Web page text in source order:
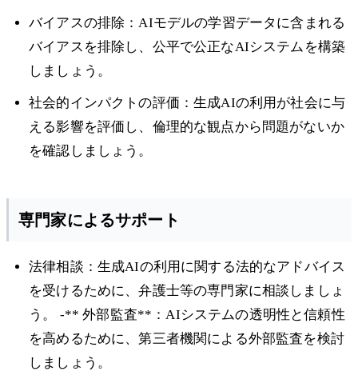
バイアスの排除：AIモデルの学習データに含まれる
バイアスを排除し、公平で公正なAIシステムを構築
しましょう。
社会的インパクトの評価：生成AIの利用が社会に与
える影響を評価し、倫理的な観点から問題がないか
を確認しましょう。
専門家によるサポート
法律相談：生成AIの利用に関する法的なアドバイス
を受けるために、弁護士等の専門家に相談しましょ
う。 -** 外部監査**：AIシステムの透明性と信頼性
を高めるために、第三者機関による外部監査を検討
しましょう。